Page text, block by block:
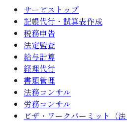
サービストップ
記帳代行・試算表作成
税務申告
法定監査
給与計算
経理代行
書類管理
法務コンサル
労務コンサル
ビザ・ワークパーミット（法